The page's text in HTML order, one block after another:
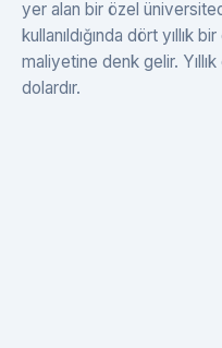
yer alan bir özel
kullanıldığında dört yıllık
maliyetine denk gelir.
dolardır.